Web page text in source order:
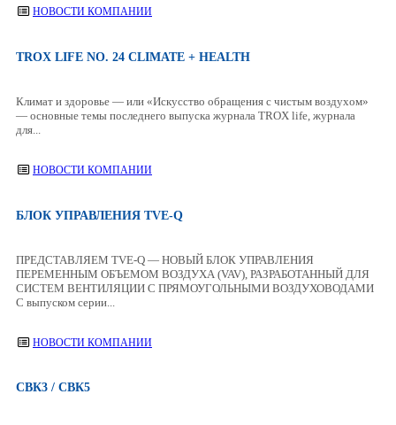
НОВОСТИ КОМПАНИИ
TROX LIFE NO. 24 CLIMATE + HEALTH
Климат и здоровье — или «Искусство обращения с чистым воздухом»
— основные темы последнего выпуска журнала TROX life, журнала
для...
НОВОСТИ КОМПАНИИ
БЛОК УПРАВЛЕНИЯ TVE-Q
ПРЕДСТАВЛЯЕМ TVE-Q — НОВЫЙ БЛОК УПРАВЛЕНИЯ
ПЕРЕМЕННЫМ ОБЪЕМОМ ВОЗДУХА (VAV), РАЗРАБОТАННЫЙ ДЛЯ
СИСТЕМ ВЕНТИЛЯЦИИ С ПРЯМОУГОЛЬНЫМИ ВОЗДУХОВОДАМИ
С выпуском серии...
НОВОСТИ КОМПАНИИ
СВК3 / СВК5